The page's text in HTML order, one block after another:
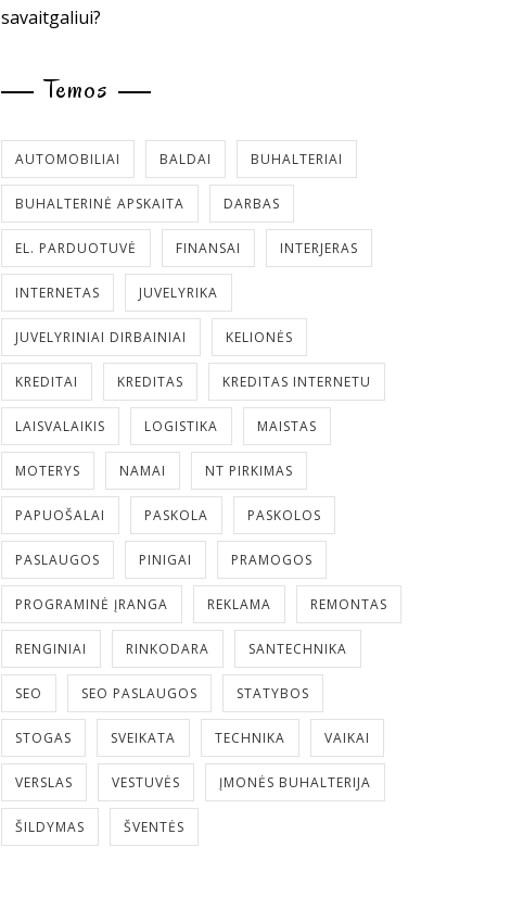
savaitgaliui?
Temos
AUTOMOBILIAI BALDAI BUHALTERIAI
BUHALTERINĖ APSKAITA DARBAS
EL. PARDUOTUVĖ FINANSAI INTERJERAS
INTERNETAS JUVELYRIKA
JUVELYRINIAI DIRBAINIAI KELIONĖS
KREDITAI KREDITAS KREDITAS INTERNETU
LAISVALAIKIS LOGISTIKA MAISTAS
MOTERYS NAMAI NT PIRKIMAS
PAPUOŠALAI PASKOLA PASKOLOS
PASLAUGOS PINIGAI PRAMOGOS
PROGRAMINĖ ĮRANGA REKLAMA REMONTAS
RENGINIAI RINKODARA SANTECHNIKA
SEO SEO PASLAUGOS STATYBOS
STOGAS SVEIKATA TECHNIKA VAIKAI
VERSLAS VESTUVĖS ĮMONĖS BUHALTERIJA
ŠILDYMAS ŠVENTĖS